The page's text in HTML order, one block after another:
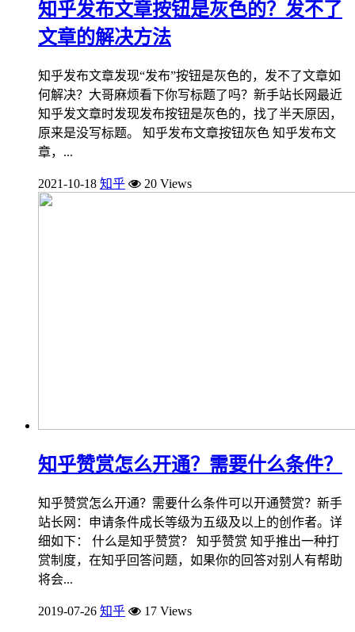
知乎发布文章按钮是灰色的？发不了
文章的解决方法
知乎发布文章发现“发布”按钮是灰色的，发不了文章如
何解决？大哥麻烦看下你写标题了吗？新手站长网最近
知乎发文章时发现发布按钮是灰色的，找了半天原因，
原来是没写标题。 知乎发布文章按钮灰色 知乎发布文
章，...
2021-10-18 知乎 20 Views
知乎赞赏怎么开通？需要什么条件？
知乎赞赏怎么开通？需要什么条件可以开通赞赏？新手
站长网：申请条件成长等级为五级及以上的创作者。详
细如下： 什么是知乎赞赏？ 知乎赞赏 知乎推出一种打
赏制度，在知乎回答问题，如果你的回答对别人有帮助
将会...
2019-07-26 知乎 17 Views